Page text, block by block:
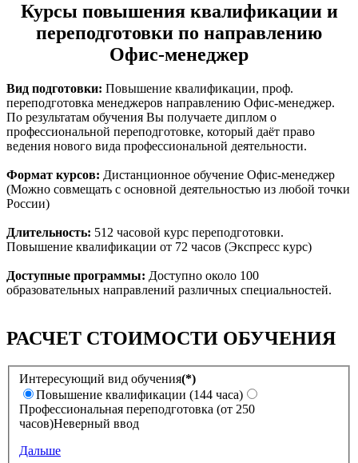
Курсы повышения квалификации и
переподготовки по направлению
Офис-менеджер
Вид подготовки: Повышение квалификации, проф.
переподготовка менеджеров направлению Офис-менеджер.
По результатам обучения Вы получаете диплом о
профессиональной переподготовке, который даёт право
ведения нового вида профессиональной деятельности.
Формат курсов: Дистанционное обучение Офис-менеджер
(Можно совмещать с основной деятельностью из любой точки
России)
Длительность: 512 часовой курс переподготовки.
Повышение квалификации от 72 часов (Экспресс курс)
Доступные программы: Доступно около 100
образовательных направлений различных специальностей.
РАСЧЕТ СТОИМОСТИ ОБУЧЕНИЯ
Интересующий вид обучения(*)
Повышение квалификации (144 часа)
Профессиональная переподготовка (от 250
часов)Неверный ввод
Дальше